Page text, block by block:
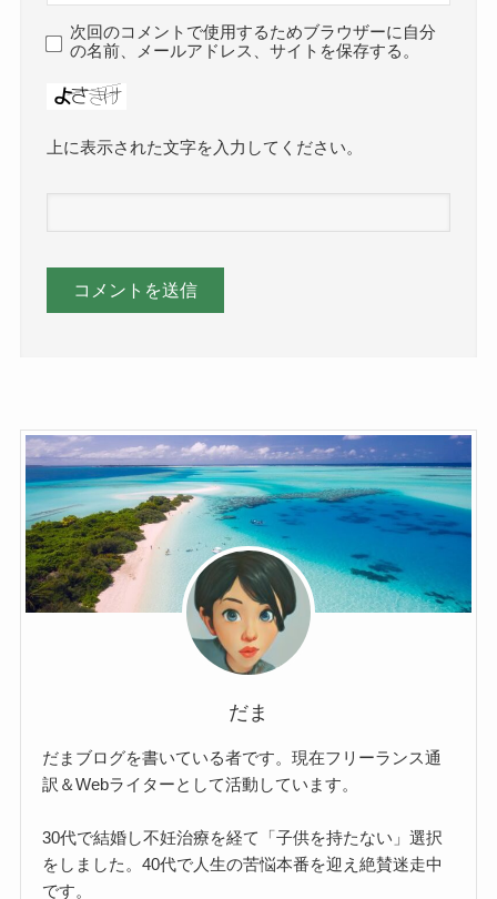
次回のコメントで使用するためブラウザーに自分
の名前、メールアドレス、サイトを保存する。
上に表示された文字を入力してください。
だま
だまブログを書いている者です。現在フリーランス通
訳＆Webライターとして活動しています。
30代で結婚し不妊治療を経て「子供を持たない」選択
をしました。40代で人生の苦悩本番を迎え絶賛迷走中
です。